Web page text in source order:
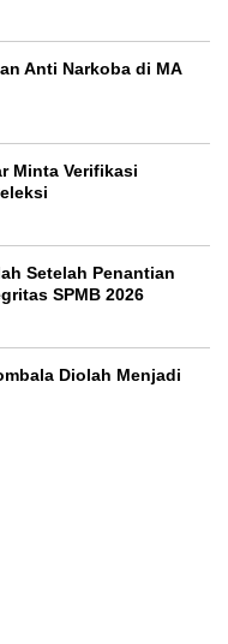
Anti Narkoba di MA
Minta Verifikasi
Setelah Penantian
SPMB 2026
Diolah Menjadi